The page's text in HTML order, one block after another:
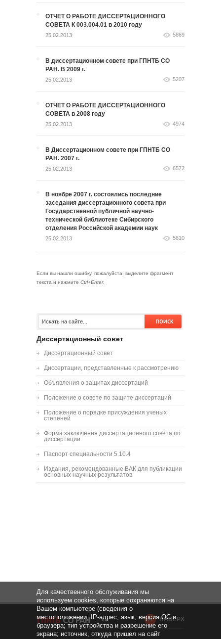
ОТЧЕТ О РАБОТЕ ДИССЕРТАЦИОННОГО
СОВЕТА К 003.004.01 в 2010 году
25.02.2013 5869
В диссертационном совете при ГПНТБ СО
РАН. В 2009 г.
25.02.2013 5207
ОТЧЕТ О РАБОТЕ ДИССЕРТАЦИОННОГО
СОВЕТА в 2008 году
25.02.2013 4974
В Диссертационном совете при ГПНТБ СО
РАН. 2007 г.
25.02.2013 6572
В ноябре 2007 г. состоялись последние
заседания диссертационного совета при
Государственной публичной научно-
технической библиотеке Сибирского
отделения Российской академии наук
25.02.2013 5610
Если вы нашли ошибку, пожалуйста, выделите фрагмент
текста и нажмите Ctrl+Enter.
Диссертационный совет
Диссертационный совет
Диссертации, представленные к рассмотрению
Объявления о защитах диссертаций
Положение о совете по защите диссертаций
Положение о порядке присуждения ученых
степеней
Форма заключения диссертационного совета по
диссертации
Паспорт специальности 5.10.4
Издания, рекомендованные ВАК для публикации
основных научных результатов
НАВЕРХ
Для качественного обслуживания мы
используем cookies, которые сохраняются на
Вашем компьютере (сведения о
местоположении; IP-адрес; язык, версия ОС и
браузера; тип устройства и разрешение его
экрана; источник, откуда пришел на сайт